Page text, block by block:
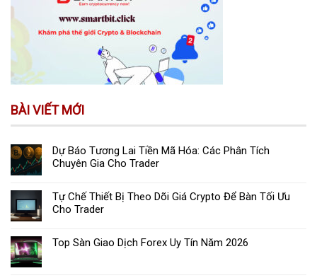
BÀI VIẾT MỚI
Dự Báo Tương Lai Tiền Mã Hóa: Các Phân Tích
Chuyên Gia Cho Trader
Tự Chế Thiết Bị Theo Dõi Giá Crypto Để Bàn Tối Ưu
Cho Trader
Top Sàn Giao Dịch Forex Uy Tín Năm 2026